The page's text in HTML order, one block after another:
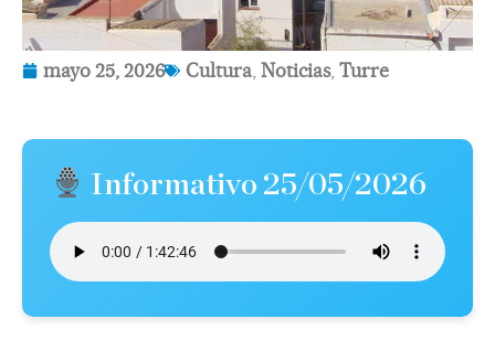
mayo 25, 2026 Cultura, Noticias, Turre
Informativo 25/05/2026